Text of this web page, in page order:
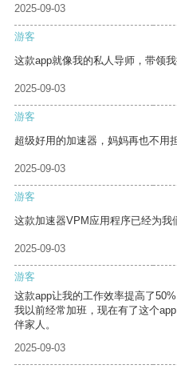
2025-09-03
游客
这款app就像我的私人导师，带领我
2025-09-03
游客
超级好用的加速器，妈妈再也不用
2025-09-03
游客
这款加速器VPM应用程序已经为我
2025-09-03
游客
这款app让我的工作效率提高了
我以前经常加班，现在有了这个
伴家人。
2025-09-03